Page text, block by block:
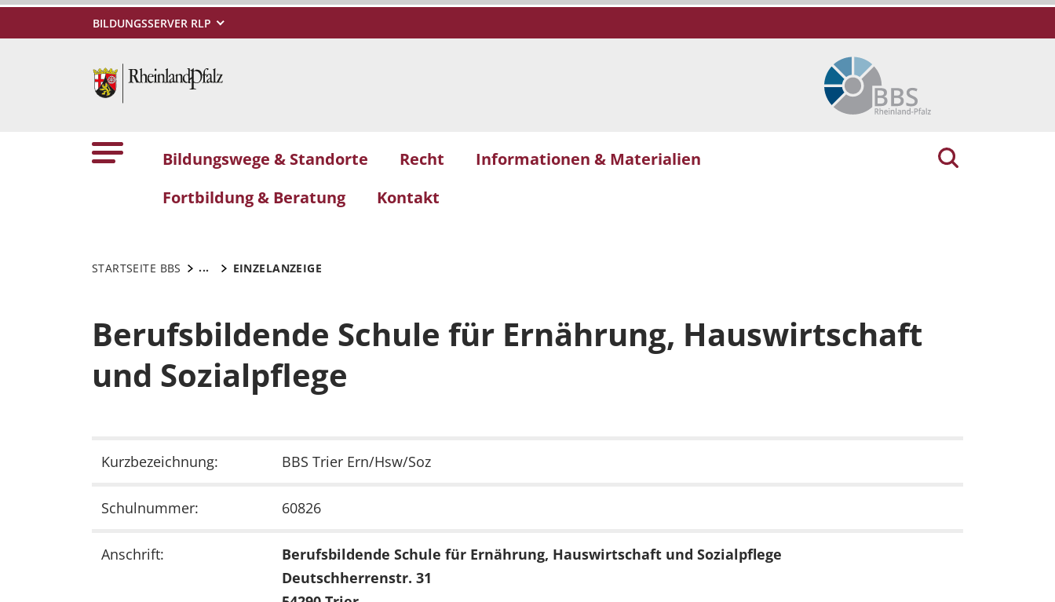
BILDUNGSSERVER RLP
Bildungswege & Standorte Recht
Informationen & Materialien
Fortbildung & Beratung
Kontakt
STARTSEITE BBS ... EINZELANZEIGE
Berufsbildende Schule für Ernährung, Hauswirtschaft
und Sozialpflege
Kurzbezeichnung: BBS Trier Ern/Hsw/Soz
Schulnummer: 60826
Anschrift:
Berufsbildende Schule für Ernährung, Hauswirtschaft und Sozialpflege
Deutschherrenstr. 31